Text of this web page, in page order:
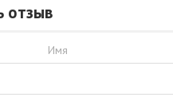
отзыв
Имя